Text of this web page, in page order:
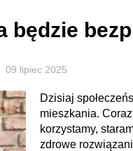
będzie
09 lipiec 2025
Dzisiaj
mieszkania.
korzystamy,
zdrowe